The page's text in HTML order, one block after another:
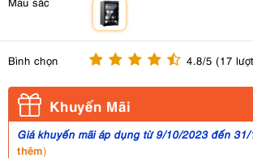
Bình chọn 4.8/5 (17
Khuyến Mãi
Giá khuyến mãi áp dụng từ 9/10/2023 đến
thêm)